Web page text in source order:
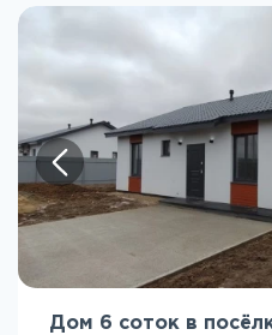
Дом 6 соток в